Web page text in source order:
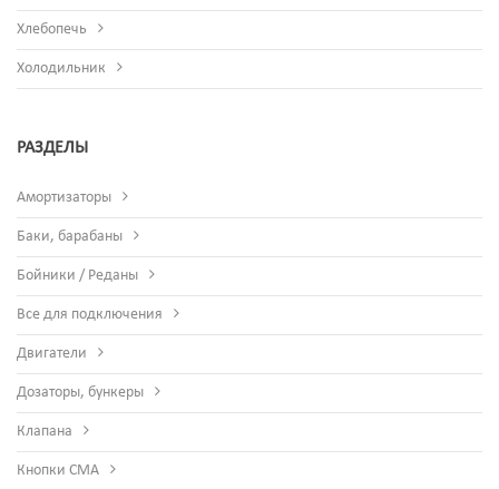
Хлебопечь
Холодильник
РАЗДЕЛЫ
Амортизаторы
Баки, барабаны
Бойники / Реданы
Все для подключения
Двигатели
Дозаторы, бункеры
Клапана
Кнопки СМА